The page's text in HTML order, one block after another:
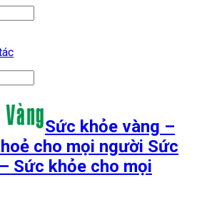
Sức khỏe vàng –
cho mọi người Sức
Sức khỏe cho mọi